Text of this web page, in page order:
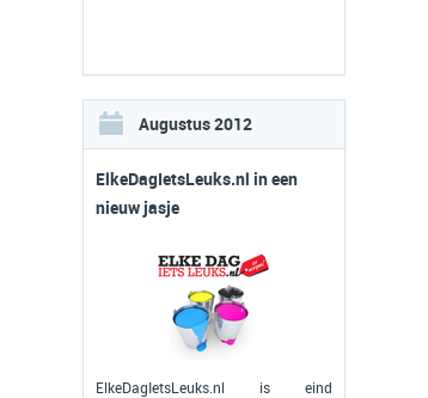
Augustus 2012
ElkeDagIetsLeuks.nl in een
nieuw jasje
ElkeDagIetsLeuks.nl is eind